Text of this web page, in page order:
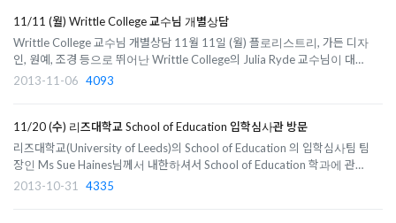
11/11 (월) Writtle College 교수님 개별상담
Writtle College 교수님 개별상담 11월 11일 (월) 플로리스트리, 가든 디자
인, 원예, 조경 등으로 뛰어난 Writtle College의 Julia Ryde 교수님이 대표
사무소인 영국유학센터에 방문합니다. 일시: 11월 11일 (월) 오전 10시부터
2013-11-06 4093
11/20 (수) 리즈대학교 School of Education 입학심사관 방문
리즈대학교(University of Leeds)의 School of Education 의 입학심사팀 팀
장인 Ms Sue Haines님께서 내한하셔서 School of Education 학과에 관심
있는 학생분들을 대상으로 1:1 상담을 합니다. University of Leeds, School
2013-10-31 4335